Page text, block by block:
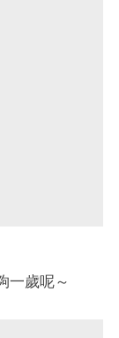
一歲呢～